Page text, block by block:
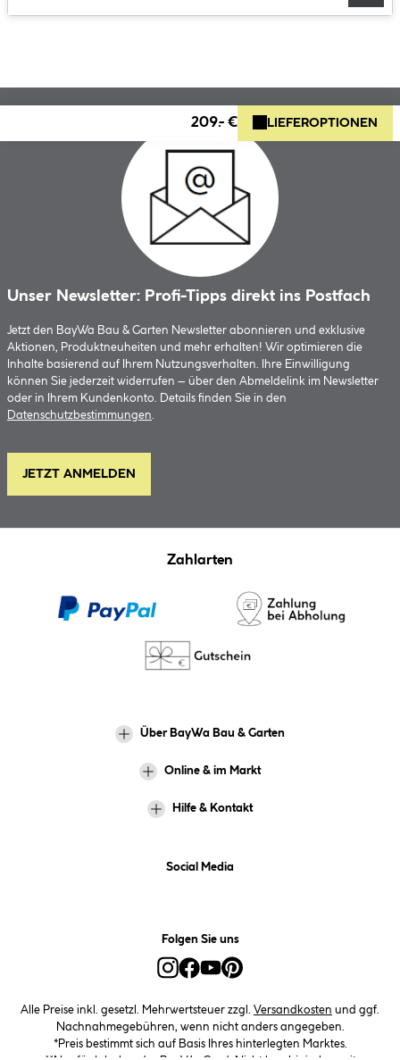
209.- € LIEFEROPTIONEN
Unser Newsletter: Profi-Tipps direkt ins Postfach
Jetzt den BayWa Bau & Garten Newsletter abonnieren und exklusive
Aktionen, Produktneuheiten und mehr erhalten! Wir optimieren die
Inhalte basierend auf Ihrem Nutzungsverhalten. Ihre Einwilligung
können Sie jederzeit widerrufen – über den Abmeldelink im Newsletter
oder in Ihrem Kundenkonto. Details finden Sie in den
Datenschutzbestimmungen.
JETZT ANMELDEN
Zahlarten
Über BayWa Bau & Garten
Online & im Markt
Hilfe & Kontakt
Social Media
Folgen Sie uns
Alle Preise inkl. gesetzl. Mehrwertsteuer zzgl. Versandkosten und ggf.
Nachnahmegebühren, wenn nicht anders angegeben.
*Preis bestimmt sich auf Basis Ihres hinterlegten Marktes.